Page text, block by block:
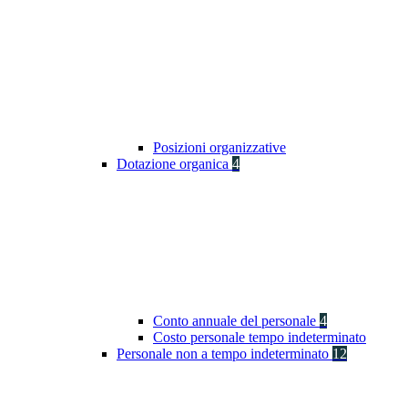
Posizioni organizzative
Dotazione organica 4
Conto annuale del personale 4
Costo personale tempo indeterminato
Personale non a tempo indeterminato 12